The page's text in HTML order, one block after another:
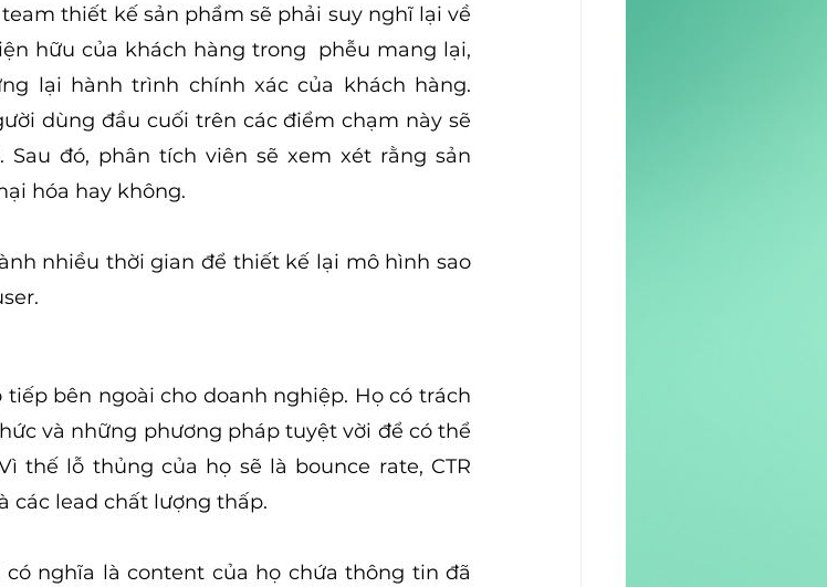
thiết kế sản phẩm sẽ phải suy nghĩ lại về
hữu của khách hàng trong  phễu mang lại,
lại hành trình chính xác của khách hàng.
dùng đầu cuối trên các điểm chạm này sẽ
đó, phân tích viên sẽ xem xét rằng sản
hóa hay không.
nhiều thời gian để thiết kế lại mô hình sao
bên ngoài cho doanh nghiệp. Họ có trách
và những phương pháp tuyệt vời để có thể
thế lỗ thủng của họ sẽ là bounce rate, CTR
các lead chất lượng thấp.
nghĩa là content của họ chứa thông tin đã